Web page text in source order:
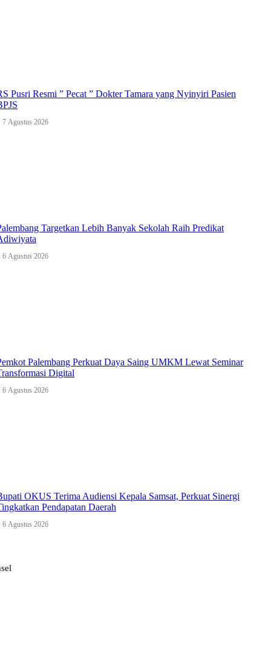
Pusri Resmi ” Pecat ” Dokter Tamara yang Nyinyiri Pasien
7 Agustus 2026
Targetkan Lebih Banyak Sekolah Raih Predikat
6 Agustus 2026
Palembang Perkuat Daya Saing UMKM Lewat Seminar
Digital
6 Agustus 2026
OKUS Terima Audiensi Kepala Samsat, Perkuat Sinergi
Pendapatan Daerah
6 Agustus 2026